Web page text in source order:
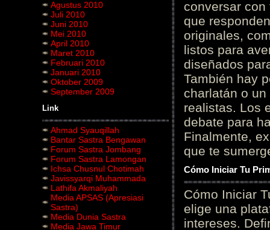
Agustus 2010
Juli 2010
Juni 2010
Mei 2010
April 2010
Maret 2010
Februari 2010
Januari 2010
Oktober 2009
September 2009
Link
Ahmad Syauqillah
Bantar Sastra Bengawan
Forum Sastra Jombang
Forum Sastra Lamongan
Ichsa Chusnul Chotimah
Javissyarqi Muhammada
Lathifa Akmaliyah
Media APSAS (Apresiasi
Sastra)
Media Dunia Sastra
Media Jawa Timur
conversar
que
originales,
listos para
diseñados
También hay
charlatán o
realistas. Los
debate para
Finalmente,
que te
Cómo Iniciar Tu
Cómo Iniciar
elige una
intereses.